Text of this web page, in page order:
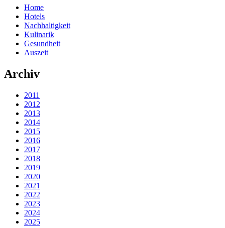
Home
Hotels
Nachhaltigkeit
Kulinarik
Gesundheit
Auszeit
Archiv
2011
2012
2013
2014
2015
2016
2017
2018
2019
2020
2021
2022
2023
2024
2025